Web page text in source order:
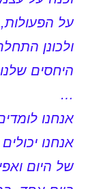
על
ולכונן
היחסים
…
אנחנו
אנחנו
של היום